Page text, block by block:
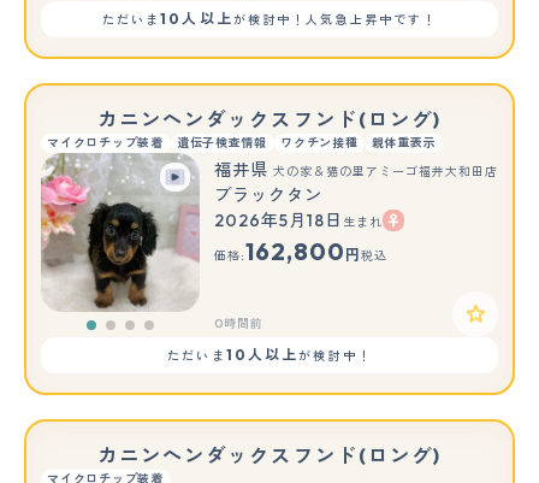
ただいま10人以上が検討中！人気急上昇中です！
カニンヘンダックスフンド(ロング)
マイクロチップ装着 遺伝子検査情報 ワクチン接種 親体重表示
福井県 犬の家＆猫の里アミーゴ福井大和田店
ブラックタン
2026年5月18日 生まれ
価格:162,800 円 税込
0時間前
ただいま 10人以上が検討中！
カニンヘンダックスフンド(ロング)
マイクロチップ装着